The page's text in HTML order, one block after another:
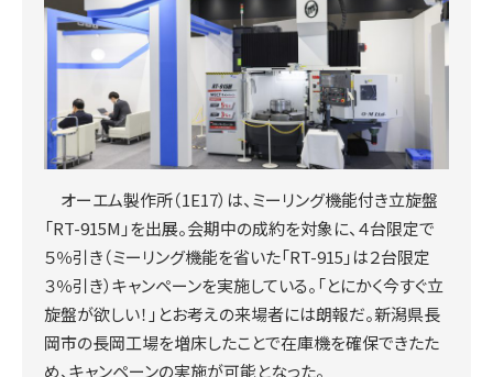
オーエム製作所（1E17）は、ミーリング機能付き立旋盤
「RT-915M」を出展。会期中の成約を対象に、４台限定で
５％引き（ミーリング機能を省いた「RT-915」は２台限定
３％引き）キャンペーンを実施している。「とにかく今すぐ立
旋盤が欲しい！」とお考えの来場者には朗報だ。新潟県長
岡市の長岡工場を増床したことで在庫機を確保できたた
め、キャンペーンの実施が可能となった。